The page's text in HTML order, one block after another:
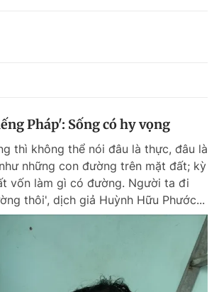
Pháp': Sống có hy vọng
thì không thể nói đâu là thực, đâu là
những con đường trên mặt đất; kỳ
vốn làm gì có đường. Người ta đi
thôi', dịch giả Huỳnh Hữu Phước...